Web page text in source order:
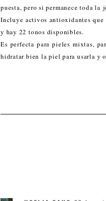
puesta, pero si permanece toda la
Incluye activos antioxidantes
y hay 22 tonos disponibles.
Es perfecta para pieles mixtas,
hidratar bien la piel para usarla y